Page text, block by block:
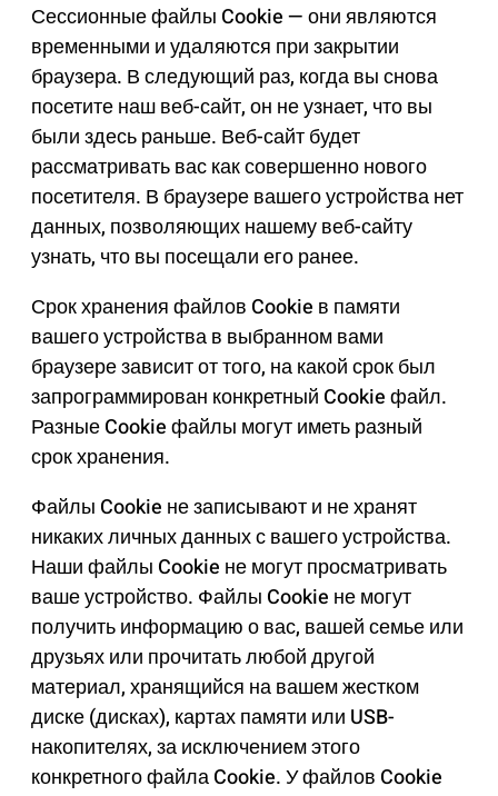
Сессионные файлы Cookie — они являются
временными и удаляются при закрытии
браузера. В следующий раз, когда вы снова
посетите наш веб-сайт, он не узнает, что вы
были здесь раньше. Веб-сайт будет
рассматривать вас как совершенно нового
посетителя. В браузере вашего устройства нет
данных, позволяющих нашему веб-сайту
узнать, что вы посещали его ранее.
Срок хранения файлов Cookie в памяти
вашего устройства в выбранном вами
браузере зависит от того, на какой срок был
запрограммирован конкретный Cookie файл.
Разные Cookie файлы могут иметь разный
срок хранения.
Файлы Cookie не записывают и не хранят
никаких личных данных с вашего устройства.
Наши файлы Cookie не могут просматривать
ваше устройство. Файлы Cookie не могут
получить информацию о вас, вашей семье или
друзьях или прочитать любой другой
материал, хранящийся на вашем жестком
диске (дисках), картах памяти или USB-
накопителях, за исключением этого
конкретного файла Cookie. У файлов Cookie